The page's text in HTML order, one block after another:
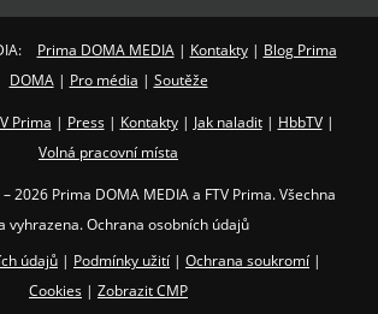
Prima DOMA MEDIA| Kontakty| Blog Prima
DOMA| Pro média | Soutěže
Prima | Press| Kontakty| Jak naladit| HbbTV|
Volná pracovní místa
2026 Prima DOMA MEDIA a FTV Prima. Všechna
vyhrazena. Ochrana osobních údajů
údajů | Podmínky užití | Ochrana soukromí |
Cookies | Zobrazit CMP